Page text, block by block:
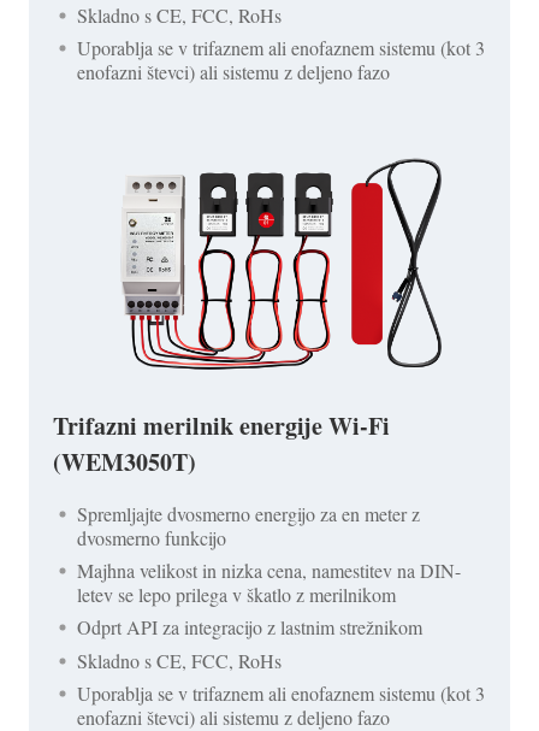
Skladno s CE, FCC, RoHs
Uporablja se v trifaznem ali enofaznem sistemu (kot 3
enofazni števci) ali sistemu z deljeno fazo
Trifazni merilnik energije Wi-Fi
(WEM3050T)
Spremljajte dvosmerno energijo za en meter z
dvosmerno funkcijo
Majhna velikost in nizka cena, namestitev na DIN-
letev se lepo prilega v škatlo z merilnikom
Odprt API za integracijo z lastnim strežnikom
Skladno s CE, FCC, RoHs
Uporablja se v trifaznem ali enofaznem sistemu (kot 3
enofazni števci) ali sistemu z deljeno fazo